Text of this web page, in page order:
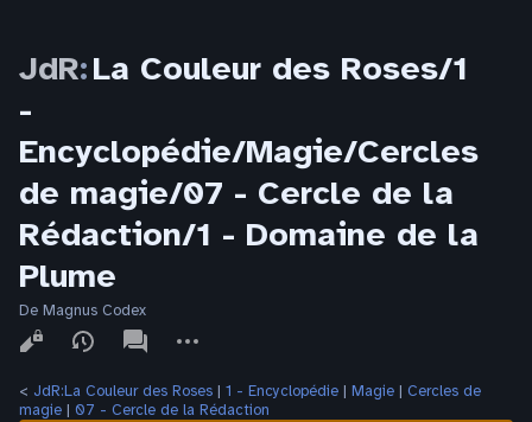
JdR:La Couleur des Roses/1
-
Encyclopédie/Magie/Cercles
de magie/07 - Cercle de la
Rédaction/1 - Domaine de la
Plume
De Magnus Codex
Affichages
associated-
pages
actions
< JdR:La Couleur des Roses ‎ | 1 - Encyclopédie ‎ | Magie ‎ | Cercles de
magie ‎ | 07 - Cercle de la Rédaction